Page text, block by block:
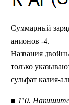
Суммарный
анионов -4.
Названия
только
сульфат калия-
■ 110.